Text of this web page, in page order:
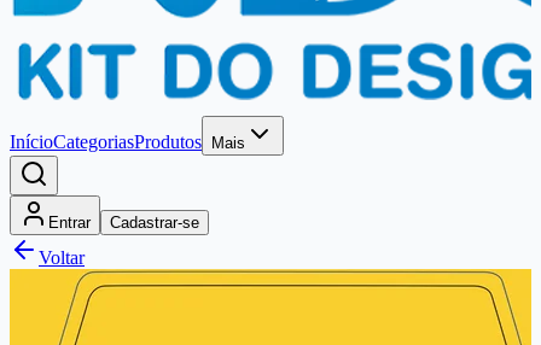
InícioCategoriasProdutos Mais
Entrar Cadastrar-se
Voltar